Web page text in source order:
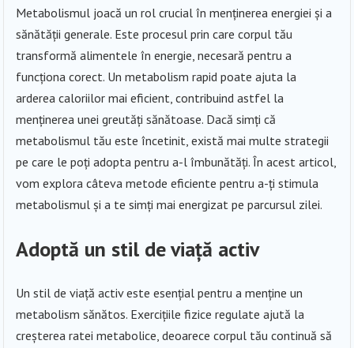
Metabolismul joacă un rol crucial în menținerea energiei și a
sănătății generale. Este procesul prin care corpul tău
transformă alimentele în energie, necesară pentru a
funcționa corect. Un metabolism rapid poate ajuta la
arderea caloriilor mai eficient, contribuind astfel la
menținerea unei greutăți sănătoase. Dacă simți că
metabolismul tău este încetinit, există mai multe strategii
pe care le poți adopta pentru a-l îmbunătăți. În acest articol,
vom explora câteva metode eficiente pentru a-ți stimula
metabolismul și a te simți mai energizat pe parcursul zilei.
Adoptă un stil de viață activ
Un stil de viață activ este esențial pentru a menține un
metabolism sănătos. Exercițiile fizice regulate ajută la
creșterea ratei metabolice, deoarece corpul tău continuă să